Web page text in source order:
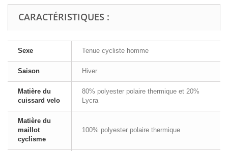
CARACTÉRISTIQUES :
Sexe Tenue cycliste homme
Saison Hiver
Matière du
cuissard velo
80% polyester polaire thermique et 20%
Lycra
Matière du
maillot
cyclisme
100% polyester polaire thermique